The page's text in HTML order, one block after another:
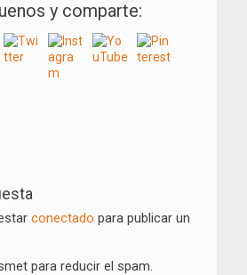
y comparte:
conectado para publicar un
para reducir el spam.